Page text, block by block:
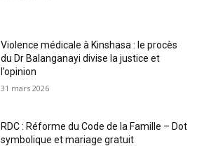
Violence médicale à Kinshasa : le procès
du Dr Balanganayi divise la justice et
l’opinion
31 mars 2026
RDC : Réforme du Code de la Famille – Dot
symbolique et mariage gratuit